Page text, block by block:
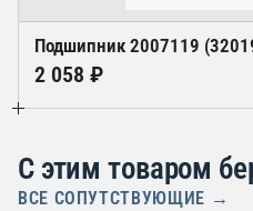
Подшипник 2007119
2 058 ₽
С этим товаром
ВСЕ СОПУТСТВУЮЩИЕ →